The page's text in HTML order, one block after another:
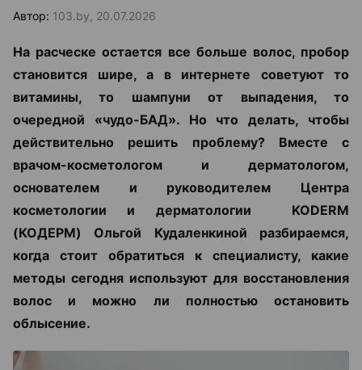
Автор: 103.by, 20.07.2026
На расческе остается все больше волос, пробор
становится шире, а в интернете советуют то
витамины, то шампуни от выпадения, то
очередной «чудо-БАД». Но что делать, чтобы
действительно решить проблему? Вместе с
врачом-косметологом и дерматологом,
основателем и руководителем Центра
косметологии и дерматологии KODERM
(КОДЕРМ) Ольгой Кудаленкиной разбираемся,
когда стоит обратиться к специалисту, какие
методы сегодня используют для восстановления
волос и можно ли полностью остановить
облысение.